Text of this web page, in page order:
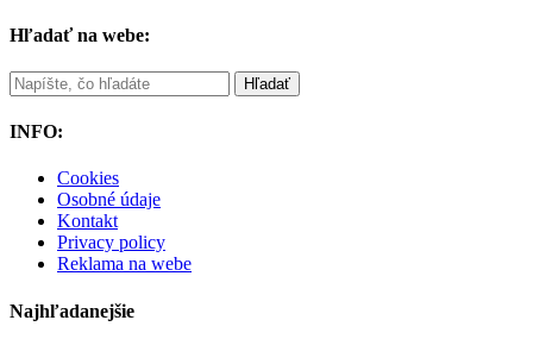
Hľadať na webe:
INFO:
Cookies
Osobné údaje
Kontakt
Privacy policy
Reklama na webe
Najhľadanejšie